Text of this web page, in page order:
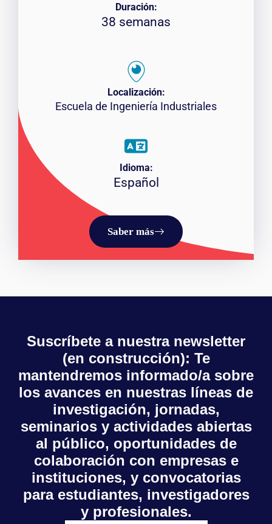
Duración:
38 semanas
Localización:
Escuela de Ingeniería Industriales
Idioma:
Español
Saber más
Suscríbete a nuestra newsletter
(en construcción): Te
mantendremos informado/a sobre
los avances en nuestras líneas de
investigación, jornadas,
seminarios y actividades abiertas
al público, oportunidades de
colaboración con empresas e
instituciones, y convocatorias
para estudiantes, investigadores
y profesionales.